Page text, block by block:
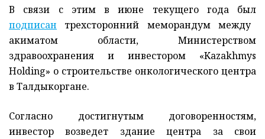
В связи с этим в июне текущего года был
подписан трехсторонний меморандум между
акиматом области, Министерством
здравоохранения и инвестором «Kazakhmys
Holding» о строительстве онкологического центра
в Талдыкоргане.
Согласно достигнутым договоренностям,
инвестор возведет здание центра за свои